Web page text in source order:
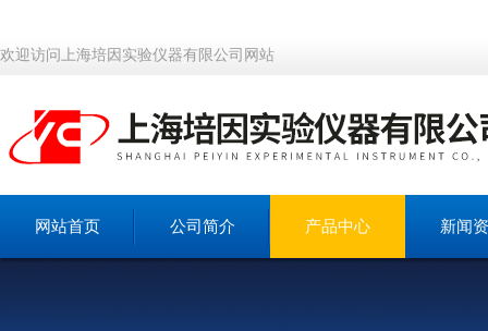
欢迎访问上海培因实验仪器有限公司网站
网站首页 公司简介 产品中心 新闻